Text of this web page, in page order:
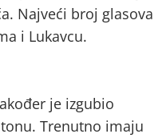
Najveći broj glasova
i Lukavcu.
je izgubio
Trenutno imaju